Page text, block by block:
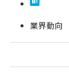
業界動向